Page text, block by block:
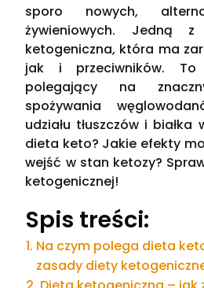
sporo nowych,
żywieniowych. Jedną
ketogeniczna, która ma
jak i przeciwników. To
polegający na
spożywania
udziału tłuszczów i
dieta keto? Jakie efekty
wejść w stan ketozy?
ketogenicznej!
Spis treści:
Na czym polega dieta
zasady diety